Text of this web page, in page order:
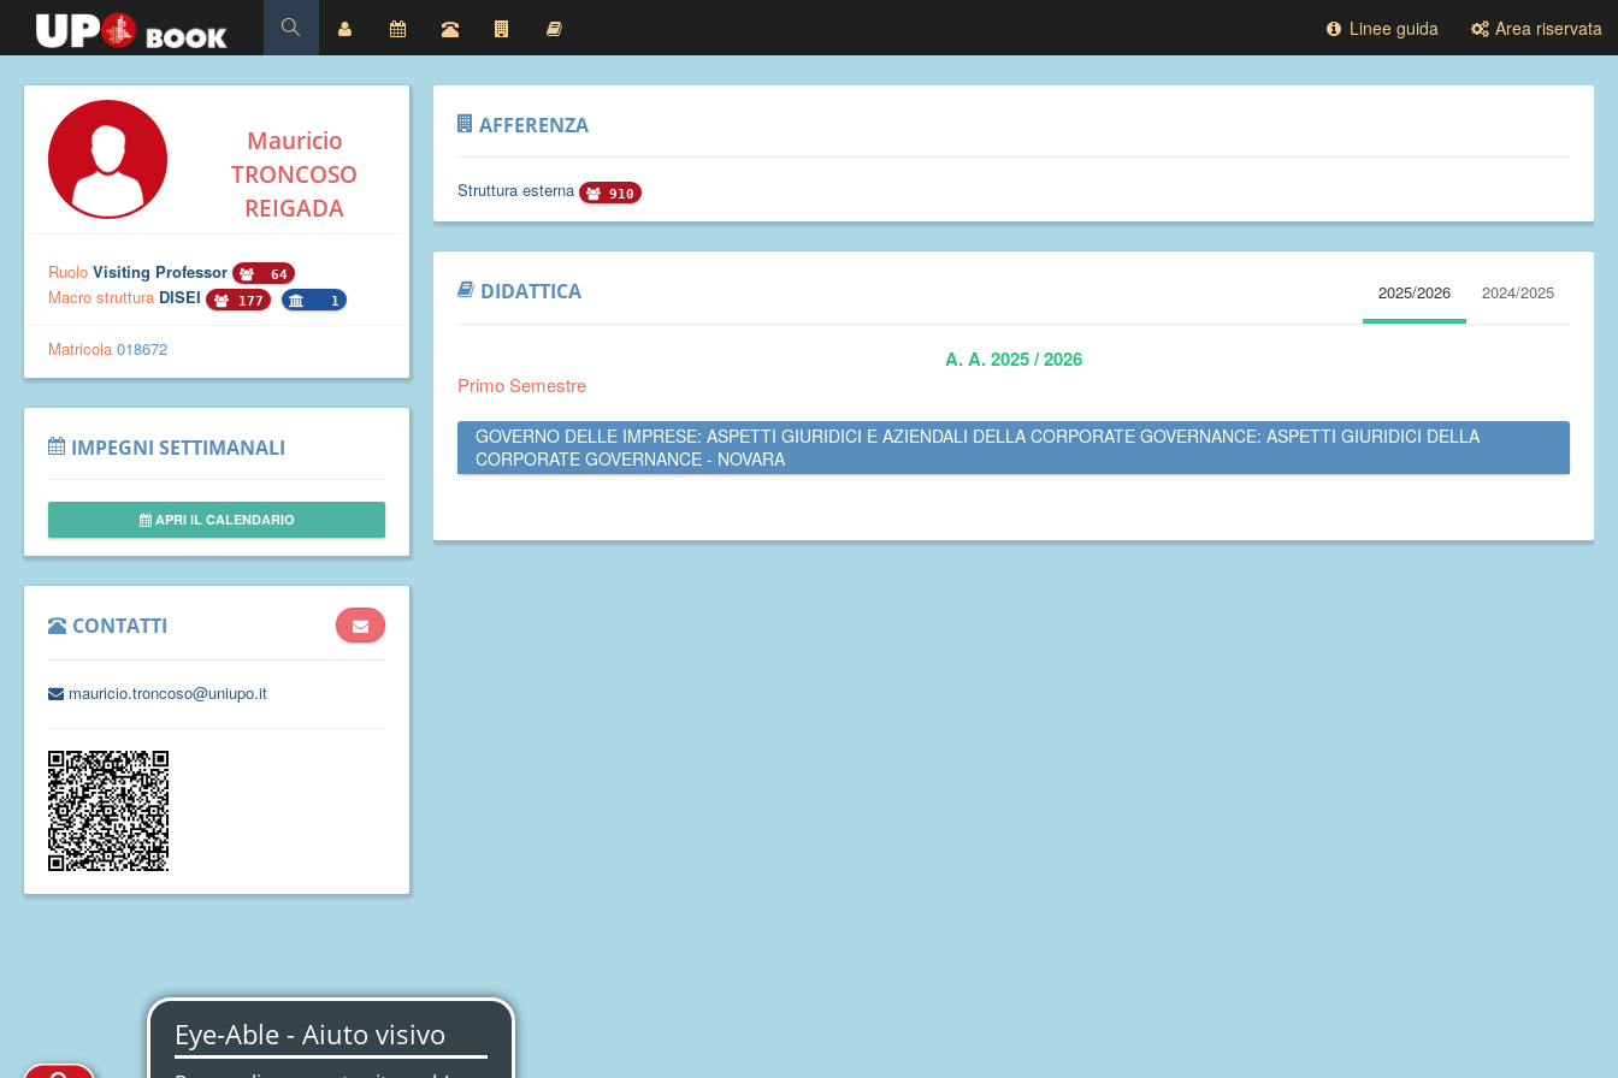
Linee guida Area riservata
Mauricio
TRONCOSO
REIGADA
Ruolo Visiting Professor 64
Macro struttura DISEI 177 1
Matricola 018672
IMPEGNI SETTIMANALI
APRI IL CALENDARIO
CONTATTI
mauricio.troncoso@uniupo.it
AFFERENZA
Struttura esterna 910
DIDATTICA 2025/2026 2024/2025
A. A. 2025 / 2026
Primo Semestre
GOVERNO DELLE IMPRESE: ASPETTI GIURIDICI E AZIENDALI DELLA CORPORATE GOVERNANCE: ASPETTI GIURIDICI DELLA
CORPORATE GOVERNANCE - NOVARA